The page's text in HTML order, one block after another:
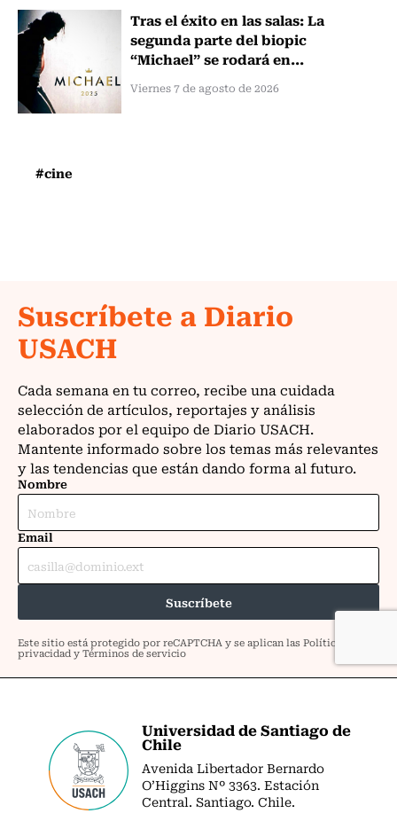
Tras el éxito en las salas: La
segunda parte del biopic
“Michael” se rodará en...
Viernes 7 de agosto de 2026
#cine
Universidad de Santiago de
Chile
Avenida Libertador Bernardo
O’Higgins Nº 3363. Estación
Central. Santiago. Chile.